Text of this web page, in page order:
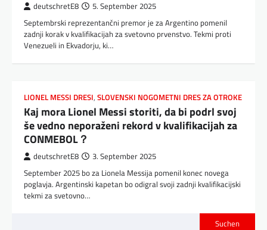
deutschretE8 5. September 2025
Septembrski reprezentančni premor je za Argentino pomenil
zadnji korak v kvalifikacijah za svetovno prvenstvo. Tekmi proti
Venezueli in Ekvadorju, ki…
LIONEL MESSI DRESI, SLOVENSKI NOGOMETNI DRES ZA OTROKE
Kaj mora Lionel Messi storiti, da bi podrl svoj
še vedno neporaženi rekord v kvalifikacijah za
CONMEBOL？
deutschretE8 3. September 2025
September 2025 bo za Lionela Messija pomenil konec novega
poglavja. Argentinski kapetan bo odigral svoji zadnji kvalifikacijski
tekmi za svetovno…
Suchen